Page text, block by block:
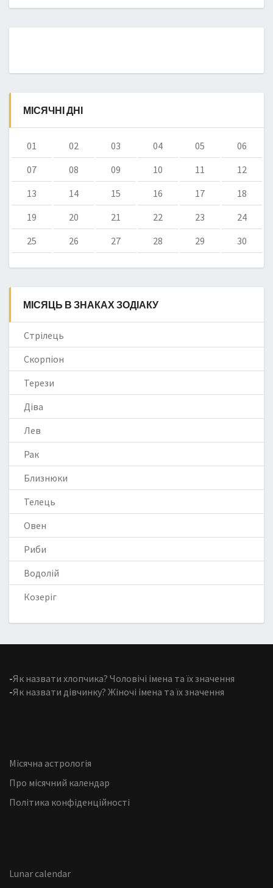
МІСЯЧНІ ДНІ
01 02 03 04 05
06
07
08 09 10 11
12
13
14 15 16 17
18
19
20 21 22 23
24
25
26 27 28 29 30
МІСЯЦЬ В ЗНАКАХ ЗОДІАКУ
Стрілець
Скорпіон
Терези
Діва
Лев
Рак
Близнюки
Телець
Овен
Риби
Водолій
Козеріг
-Як назвати хлопчика? Чоловічі імена та їх значення
-Як назвати дівчинку? Жіночі імена та їх значення
Місячна астрологія
Про місячний календар
Політика конфіденційності
Lunar calendar